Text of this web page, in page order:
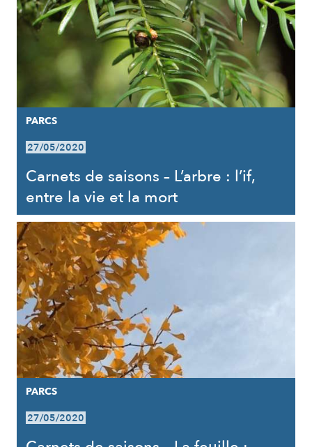
PARCS
27/05/2020
Carnets de saisons – L’arbre : l’if,
entre la vie et la mort
PARCS
27/05/2020